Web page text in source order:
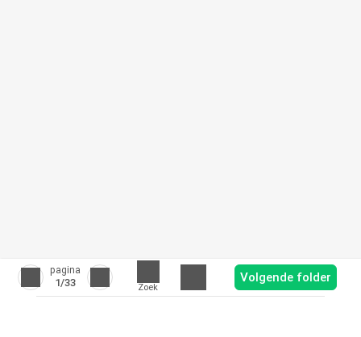
pagina
1/33 Zoek
Volgende folder